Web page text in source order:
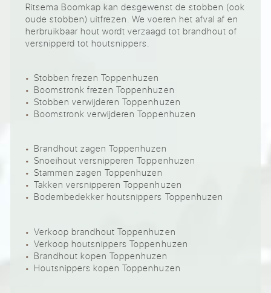
Ritsema Boomkap kan desgewenst de stobben (ook
oude stobben) uitfrezen. We voeren het afval af en
herbruikbaar hout wordt verzaagd tot brandhout of
versnipperd tot houtsnippers.
Stobben frezen Toppenhuzen
Boomstronk frezen Toppenhuzen
Stobben verwijderen Toppenhuzen
Boomstronk verwijderen Toppenhuzen
Brandhout zagen Toppenhuzen
Snoeihout versnipperen Toppenhuzen
Stammen zagen Toppenhuzen
Takken versnipperen Toppenhuzen
Bodembedekker houtsnippers Toppenhuzen
Verkoop brandhout Toppenhuzen
Verkoop houtsnippers Toppenhuzen
Brandhout kopen Toppenhuzen
Houtsnippers kopen Toppenhuzen